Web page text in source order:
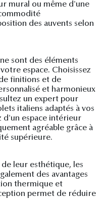
mural ou même d'une
des auvents selon
sont des éléments
espace. Choisissez
finitions et de
et harmonieux
un expert pour
italiens adaptés à vos
d'un espace intérieur
agréable grâce à
supérieure.
leur esthétique, les
des avantages
thermique et
permet de réduire